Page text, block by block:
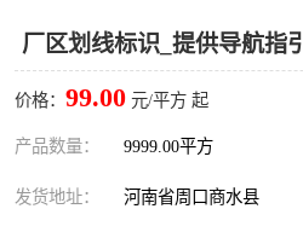
厂区划线标识_提供导航指引
价格： 99.00 元/平方 起
产品数量： 9999.00平方
发货地址： 河南省周口商水县